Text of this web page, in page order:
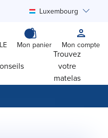
Luxembourg
Mon panier Mon compte
Trouvez
votre
matelas